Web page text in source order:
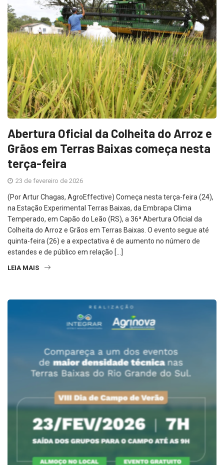
Abertura Oficial da Colheita do Arroz e
Grãos em Terras Baixas começa nesta
terça-feira
23 de fevereiro de 2026
(Por Artur Chagas, AgroEffective) Começa nesta terça-feira (24),
na Estação Experimental Terras Baixas, da Embrapa Clima
Temperado, em Capão do Leão (RS), a 36ª Abertura Oficial da
Colheita do Arroz e Grãos em Terras Baixas. O evento segue até
quinta-feira (26) e a expectativa é de aumento no número de
estandes e de público em relação […]
LEIA MAIS